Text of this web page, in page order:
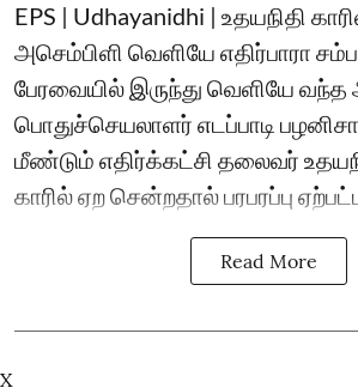
EPS | Udhayanidhi | உதயநிதி
அசெம்பிளி வெளியே எதிர்பாரா
பேரவையில் இருந்து வெளியே வந்த
பொதுச்செயலாளர் எடப்பாடி
மீண்டும் எதிர்க்கட்சி தலைவர்
காரில் ஏற சென்றதால் பரபரப்பு
Read More
X